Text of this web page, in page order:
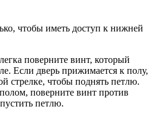
чтобы иметь доступ к нижней
поверните винт, который
Если дверь прижимается к полу,
стрелке, чтобы поднять петлю.
поверните винт против
петлю.